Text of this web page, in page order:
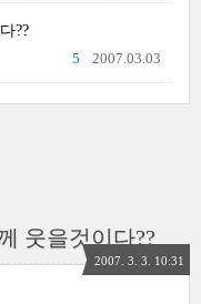
??
2007.03.03
5
웃을것이다??
2007. 3. 3. 10:31